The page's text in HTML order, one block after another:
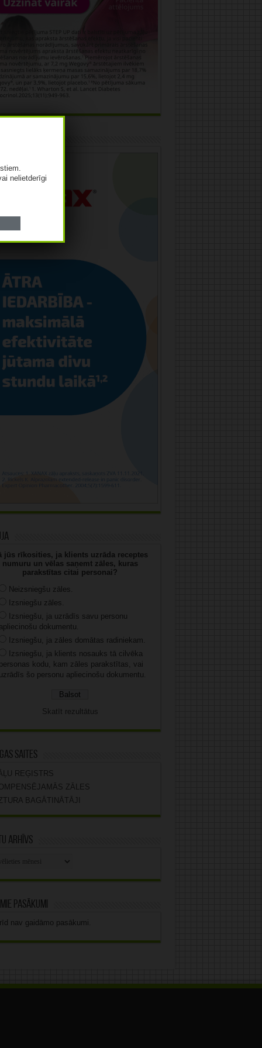
jūs rīkosities, ja klients uzrāda receptes
numuru un vēlas saņemt zāles, kuras
parakstītas citai personai?
Neizsniegšu zāles.
Izsniegšu zāles.
Izsniegšu, ja uzrādīs savu personu
dokumentu.
Izsniegšu, ja zāles domātas radiniekam.
Izsniegšu, ja klients nosauks tā cilvēka
kodu, kam zāles parakstītas, vai
šo personu apliecinošu dokumentu.
Skatīt rezultātus
saites
REĢISTRS
ZĀLES
BAGĀTINĀTĀJI
arhīvs
pasākumi
nav gaidāmo pasākumi.
nelietderīgi